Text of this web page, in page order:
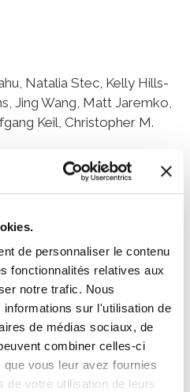
de personnaliser le contenu
fonctionnalités relatives aux
notre trafic. Nous
informations sur l'utilisation de
de médias sociaux, de
combiner celles-ci
vous leur avez fournies
de votre utilisation de leurs
Natalia Stec, Kelly Hills-
Jing Wang, Matt Jaremko,
Keil, Christopher M.
du développement